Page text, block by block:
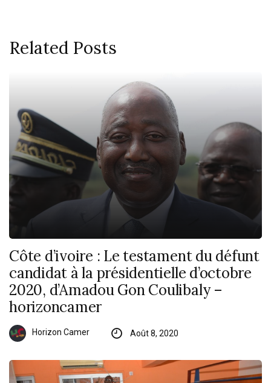
Related Posts
Côte d’ivoire : Le testament du défunt
candidat à la présidentielle d’octobre
2020, d’Amadou Gon Coulibaly –
horizoncamer
Horizon Camer Août 8, 2020